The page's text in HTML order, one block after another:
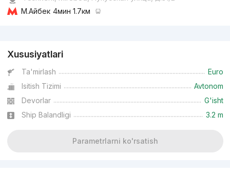
М.Айбек 4мин 1.7км
Xususiyatlari
Ta'mirlash
Euro
Isitish Tizimi
Avtonom
Devorlar
G'isht
Ship Balandligi
3.2 m
Parametrlarni ko'rsatish